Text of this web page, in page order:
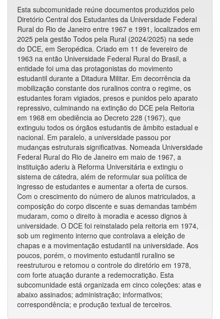
Esta subcomunidade reúne documentos produzidos pelo
Diretório Central dos Estudantes da Universidade Federal
Rural do Rio de Janeiro entre 1967 e 1991, localizados em
2025 pela gestão Todos pela Rural (2024/2025) na sede
do DCE, em Seropédica. Criado em 11 de fevereiro de
1963 na então Universidade Federal Rural do Brasil, a
entidade foi uma das protagonistas do movimento
estudantil durante a Ditadura Militar. Em decorrência da
mobilização constante dos ruralinos contra o regime, os
estudantes foram vigiados, presos e punidos pelo aparato
repressivo, culminando na extinção do DCE pela Reitoria
em 1968 em obediência ao Decreto 228 (1967), que
extinguiu todos os órgãos estudantis de âmbito estadual e
nacional. Em paralelo, a universidade passou por
mudanças estruturais significativas. Nomeada Universidade
Federal Rural do Rio de Janeiro em maio de 1967, a
instituição aderiu à Reforma Universitária e extingiu o
sistema de cátedra, além de reformular sua política de
ingresso de estudantes e aumentar a oferta de cursos.
Com o crescimento do número de alunos matriculados, a
composição do corpo discente e suas demandas também
mudaram, como o direito à moradia e acesso dignos à
universidade. O DCE foi reinstalado pela reitoria em 1974,
sob um regimento interno que controlava a eleição de
chapas e a movimentação estudantil na universidade. Aos
poucos, porém, o movimento estudantil ruralino se
reestruturou e retomou o controle do diretório em 1978,
com forte atuação durante a redemocratição. Esta
subcomunidade está organizada em cinco coleções: atas e
abaixo assinados; administração; informativos;
correspondência; e produção textual de terceiros.